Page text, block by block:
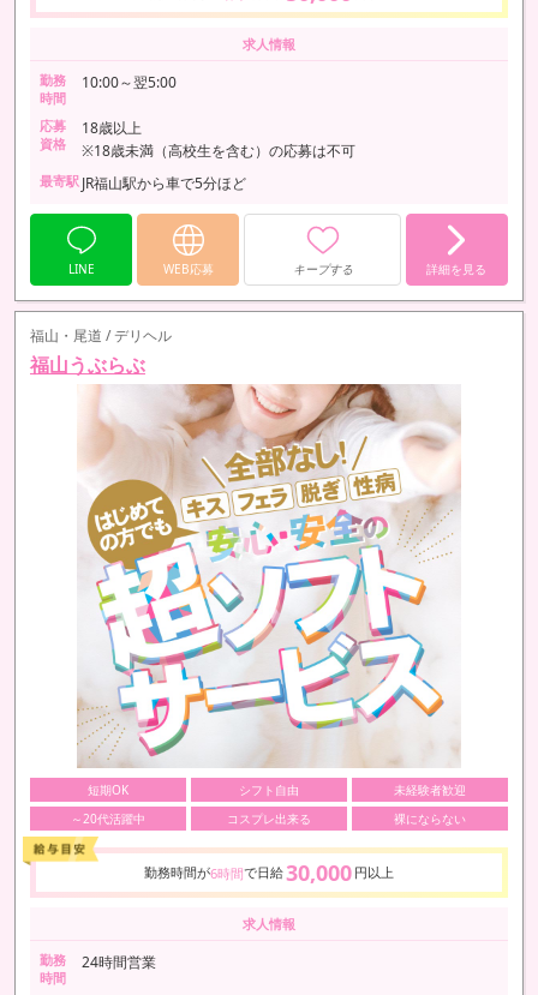
求人情報
勤務
時間
10:00～翌5:00
応募
資格
18歳以上
※18歳未満（高校生を含む）の応募は不可
最寄駅 JR福山駅から車で5分ほど
LINE WEB応募 キープする 詳細を見る
福山・尾道 / デリヘル
福山うぶらぶ
短期OK シフト自由
未経験者歓迎
～20代活躍中
コスプレ出来る 裸にならない
勤務時間が6時間で日給30,000 円以上
求人情報
勤務
時間
24時間営業